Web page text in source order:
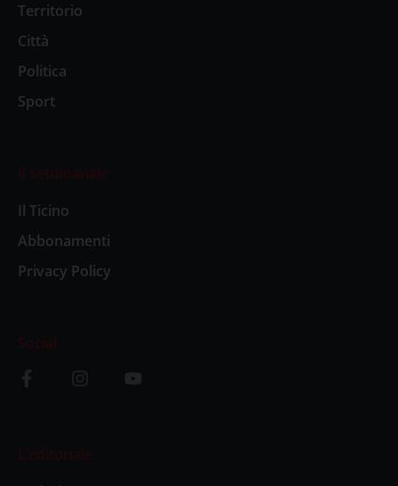
Territorio
Città
Politica
Sport
Il settimanale
Il Ticino
Abbonamenti
Privacy Policy
Social
L’editoriale